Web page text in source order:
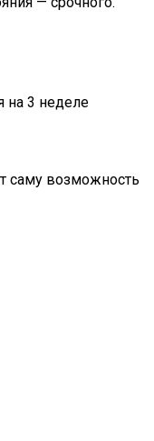
на 3 неделе
саму возможность